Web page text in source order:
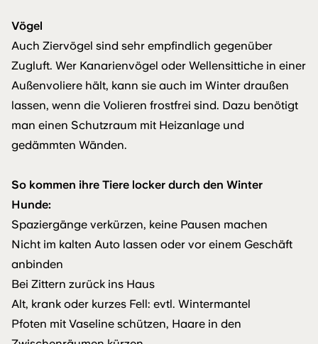
Vögel
Auch Ziervögel sind sehr empfindlich gegenüber
Zugluft. Wer Kanarienvögel oder Wellensittiche in einer
Außenvoliere hält, kann sie auch im Winter draußen
lassen, wenn die Volieren frostfrei sind. Dazu benötigt
man einen Schutzraum mit Heizanlage und
gedämmten Wänden.
So kommen ihre Tiere locker durch den Winter
Hunde:
Spaziergänge verkürzen, keine Pausen machen
Nicht im kalten Auto lassen oder vor einem Geschäft
anbinden
Bei Zittern zurück ins Haus
Alt, krank oder kurzes Fell: evtl. Wintermantel
Pfoten mit Vaseline schützen, Haare in den